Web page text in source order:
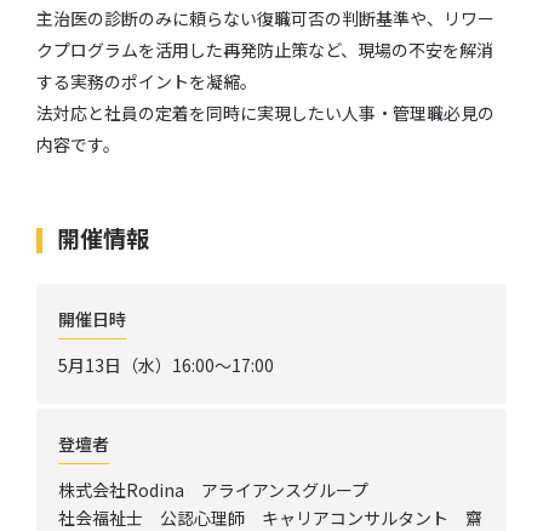
主治医の診断のみに頼らない復職可否の判断基準や、リワー
クプログラムを活用した再発防止策など、現場の不安を解消
する実務のポイントを凝縮。
法対応と社員の定着を同時に実現したい人事・管理職必見の
内容です。
開催情報
開催日時
5月13日（水）16:00～17:00
登壇者
株式会社Rodina アライアンスグループ
社会福祉士 公認心理師 キャリアコンサルタント 齋